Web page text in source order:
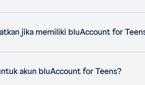
jika memiliki bluAccount for
akun bluAccount for Teens?